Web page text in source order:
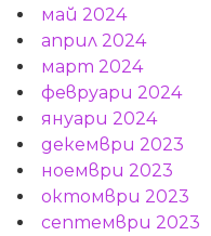
май 2024
април 2024
март 2024
февруари 2024
януари 2024
декември 2023
ноември 2023
октомври 2023
септември 2023